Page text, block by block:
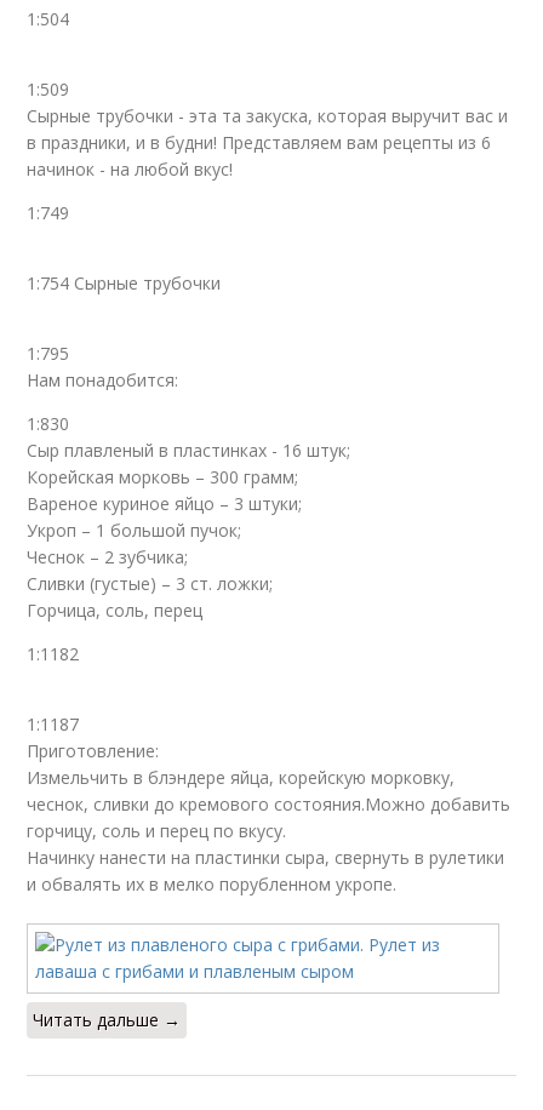
1:504
1:509
Сырные трубочки - эта та закуска, которая выручит вас и
в праздники, и в будни! Представляем вам рецепты из 6
начинок - на любой вкус!
1:749
1:754 Сырные трубочки
1:795
Нам понадобится:
1:830
Сыр плавленый в пластинках - 16 штук;
Корейская морковь – 300 грамм;
Вареное куриное яйцо – 3 штуки;
Укроп – 1 большой пучок;
Чеснок – 2 зубчика;
Сливки (густые) – 3 ст. ложки;
Горчица, соль, перец
1:1182
1:1187
Приготовление:
Измельчить в блэндере яйца, корейскую морковку,
чеснок, сливки до кремового состояния.Можно добавить
горчицу, соль и перец по вкусу.
Начинку нанести на пластинки сыра, свернуть в рулетики
и обвалять их в мелко порубленном укропе.
Читать дальше →